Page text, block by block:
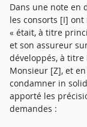
Dans une note en
les consorts [I]
« était, à titre
et son assureur
développés, à
Monsieur [Z], et
condamner in
apporté les
demandes :